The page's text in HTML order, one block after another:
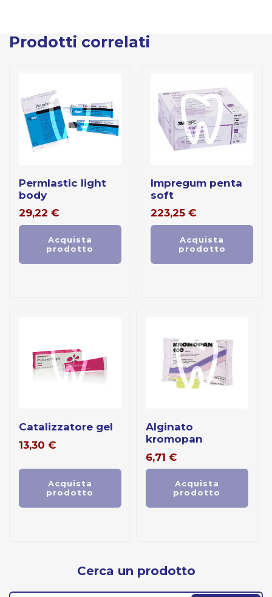
Prodotti correlati
permlastic light
body
29,22 €
Acquista
prodotto
impregum penta
soft
223,25 €
Acquista
prodotto
catalizzatore gel
13,30 €
Acquista
prodotto
alginato
kromopan
6,71 €
Acquista
prodotto
Cerca un prodotto